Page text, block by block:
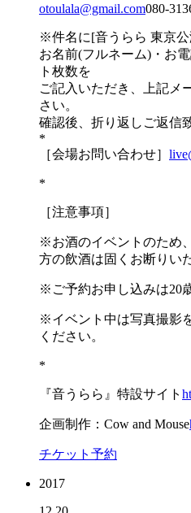
otoulala@gmail.com080-
※件名に[音うらら 東京公
お名前(フルネーム)・お
ト枚数を
ご記入いただき、上記メ
さい。
確認後、折り返しご返信
*
［会場お問い合わせ］
*
［注意事項］
※お酒のイベントのため
方の飲酒は固くお断りい
※ご予約お申し込みは20
※イベント中は写真撮影
ください。
*
『音うらら』特設サイト
企画制作：Cow and Mouse
チケット予約
2017